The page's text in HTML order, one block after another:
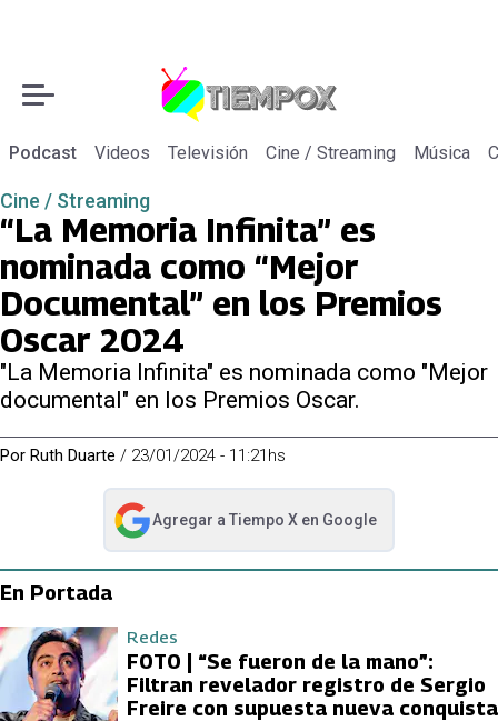
Podcast Videos Televisión Cine / Streaming Música
Cine / Streaming
“La Memoria Infinita” es
nominada como “Mejor
Documental” en los Premios
Oscar 2024
"La Memoria Infinita" es nominada como "Mejor
documental" en los Premios Oscar.
Por Ruth Duarte / 23/01/2024 - 11:21hs
Agregar a Tiempo Xen Google
abre en nueva pestaña
En Portada
Redes
FOTO | “Se fueron de la mano”:
Filtran revelador registro de Sergio
Freire con supuesta nueva conquista